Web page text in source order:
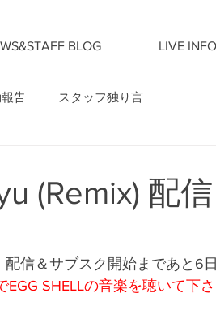
BLOG LIVE INFO
告 スタッフ独り言
(Remix) 配
配信＆サブスク開始まであと6
SHELLの音楽を聴いて下